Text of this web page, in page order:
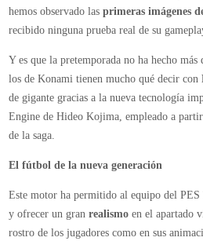
hemos observado las primeras imágenes
recibido ninguna prueba real de su
Y es que la pretemporada no ha hecho más
los de Konami tienen mucho qué decir con
de gigante gracias a la nueva tecnología
Engine de Hideo Kojima, empleado a
de la saga.
El fútbol de la nueva generación
Este motor ha permitido al equipo del
y ofrecer un granrealismoen el apartado
rostro de los jugadores como en sus